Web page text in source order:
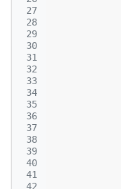
27
28
29
30
31
32
33
34
35
36
37
38
39
40
41
42